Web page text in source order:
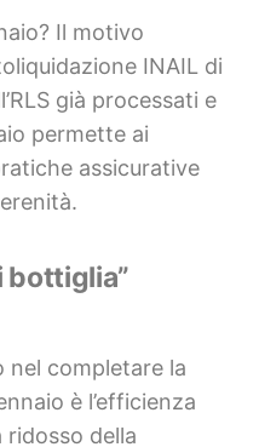
Il motivo
INAIL di
già processati e
permette ai
assicurative
bottiglia”
nel completare la
è l’efficienza
della